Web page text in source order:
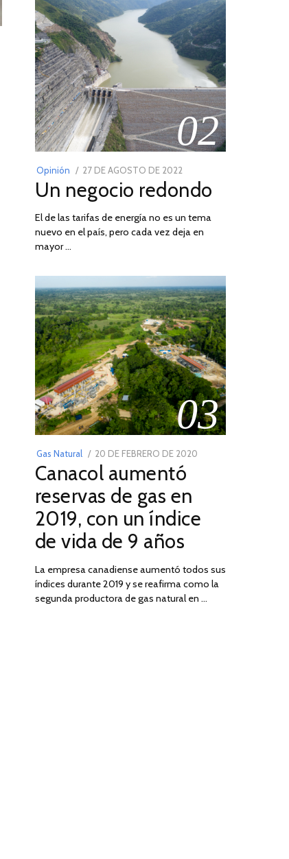
02
Opinión
POSTED
ON
27 DE AGOSTO DE 2022
DE
DE
2022
Un negocio redondo
El de las tarifas de energía no es un tema
nuevo en el país, pero cada vez deja en
mayor …
03
Gas Natural
POSTED
ON
20 DE FEBRERO DE 2020
2025
Canacol aumentó
reservas de gas en
2019, con un índice
de vida de 9 años
La empresa canadiense aumentó todos sus
índices durante 2019 y se reafirma como la
segunda productora de gas natural en …